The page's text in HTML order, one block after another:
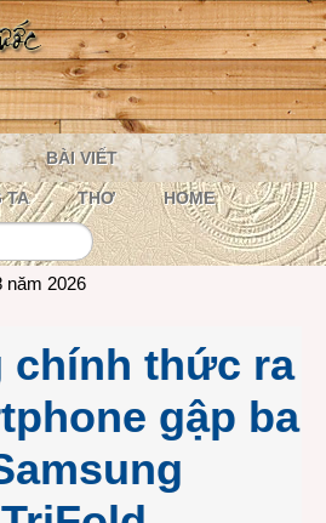
BÀI VIẾT
TA THƠ HOME
năm 2026
chính thức ra
gập ba